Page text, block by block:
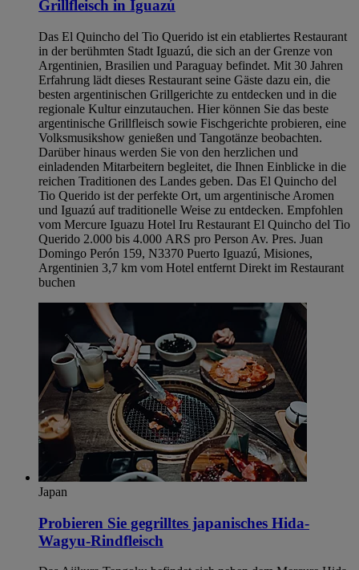
Grillfleisch in Iguazú
Das El Quincho del Tio Querido ist ein etabliertes Restaurant
in der berühmten Stadt Iguazú, die sich an der Grenze von
Argentinien, Brasilien und Paraguay befindet. Mit 30 Jahren
Erfahrung lädt dieses Restaurant seine Gäste dazu ein, die
besten argentinischen Grillgerichte zu entdecken und in die
regionale Kultur einzutauchen. Hier können Sie das beste
argentinische Grillfleisch sowie Fischgerichte probieren, eine
Volksmusikshow genießen und Tangotänze beobachten.
Darüber hinaus werden Sie von den herzlichen und
einladenden Mitarbeitern begleitet, die Ihnen Einblicke in die
reichen Traditionen des Landes geben. Das El Quincho del
Tio Querido ist der perfekte Ort, um argentinische Aromen
und Iguazú auf traditionelle Weise zu entdecken. Empfohlen
vom Mercure Iguazu Hotel Iru Restaurant El Quincho del Tio
Querido 2.000 bis 4.000 ARS pro Person Av. Pres. Juan
Domingo Perón 159, N3370 Puerto Iguazú, Misiones,
Argentinien 3,7 km vom Hotel entfernt Direkt im Restaurant
buchen
Japan
Probieren Sie gegrilltes japanisches Hida-
Wagyu-Rindfleisch